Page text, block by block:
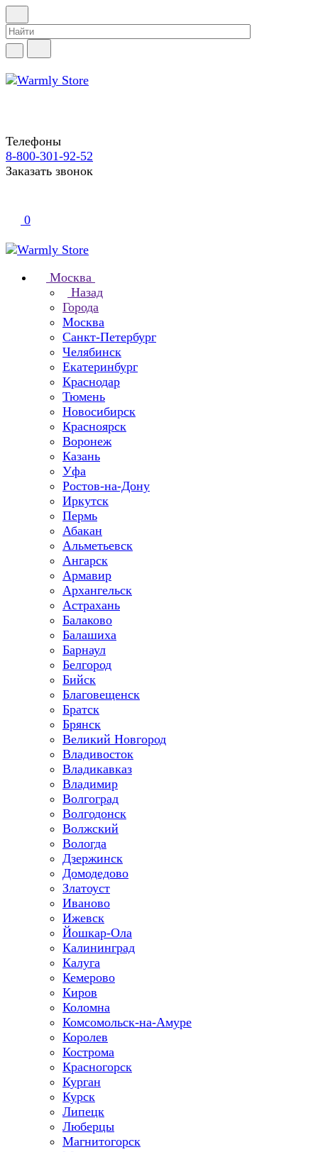
Телефоны
8-800-301-92-52
Заказать звонок
0
Москва
Назад
Города
Москва
Санкт-Петербург
Челябинск
Екатеринбург
Краснодар
Тюмень
Новосибирск
Красноярск
Воронеж
Казань
Уфа
Ростов-на-Дону
Иркутск
Пермь
Абакан
Альметьевск
Ангарск
Армавир
Архангельск
Астрахань
Балаково
Балашиха
Барнаул
Белгород
Бийск
Благовещенск
Братск
Брянск
Великий Новгород
Владивосток
Владикавказ
Владимир
Волгоград
Волгодонск
Волжский
Вологда
Дзержинск
Домодедово
Златоуст
Иваново
Ижевск
Йошкар-Ола
Калининград
Калуга
Кемерово
Киров
Коломна
Комсомольск-на-Амуре
Королев
Кострома
Красногорск
Курган
Курск
Липецк
Люберцы
Магнитогорск